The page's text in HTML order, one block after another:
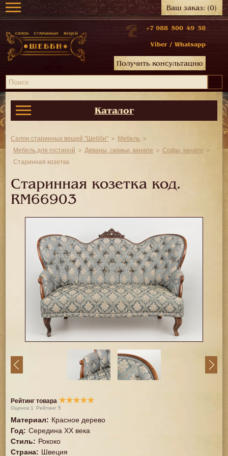
Ваш заказ:(0)
+7 988 500 49 38
Viber / Whatsapp
Получить консультацию
Каталог
Салон старинных вещей "Шебби"
Мебель
Мебель для гостиной
Диваны, скамьи, канапе
Софы, канапе
Старинная козетка
Старинная козетка код.
RM66903
Рейтинг товара★★★★★
Оценок 1 Рейтинг5
Материал: Красное дерево
Год: Середина XX векa
Стиль: Рококо
Страна: Швеция